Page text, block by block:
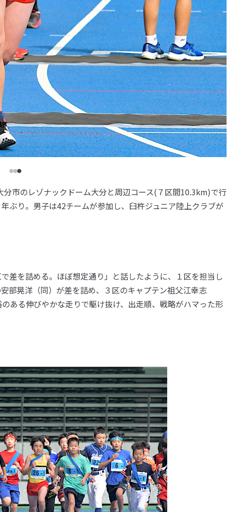
市のレゾナックドーム大分と周辺コース(７区間10.3km)で行
ぶり。男子は42チームが参加し、臼杵ジュニア陸上クラブが
差を詰める。ほぼ想定通り」と話したように、１区を担当し
部晃洋（同）が差を詰め、３区のキャプテン祖父江幸志
ある伸びやかな走りで駆け抜け、出走順、戦略がハマった形